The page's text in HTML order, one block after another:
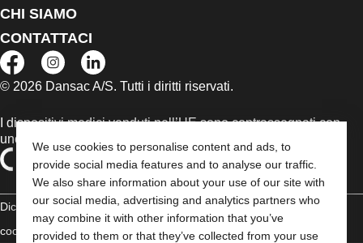
We use cookies to personalise content and ads, to
provide social media features and to analyse our traffic.
We also share information about your use of our site with
our social media, advertising and analytics partners who
may combine it with other information that you’ve
provided to them or that they’ve collected from your use
CHI SIAMO
CONTATTACI
© 2026 Dansac A/S. Tutti i diritti riservati.
I dispositivi medici venduti nell’UE sono contrassegnati con
uno dei seguenti simboli, a seconda dei casi
Dichiarazione di copyright Politica sulla riservatezza Gestione dei
cookie
Compliance